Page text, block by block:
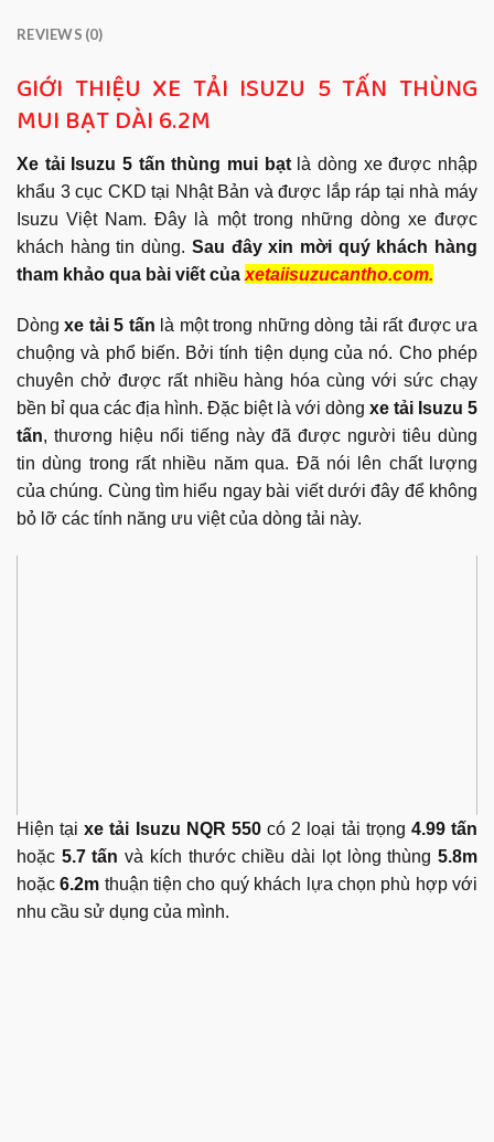
REVIEWS (0)
GIỚI THIỆU XE TẢI ISUZU 5 TẤN THÙNG
MUI BẠT DÀI 6.2M
Xe tải Isuzu 5 tấn thùng mui bạt là dòng xe được nhập
khẩu 3 cục CKD tại Nhật Bản và được lắp ráp tại nhà máy
Isuzu Việt Nam. Đây là một trong những dòng xe được
khách hàng tin dùng. Sau đây xin mời quý khách hàng
tham khảo qua bài viết của xetaiisuzucantho.com.
Dòngxe tải 5 tấn là một trong những dòng tải rất được ưa
chuộng và phổ biến. Bởi tính tiện dụng của nó. Cho phép
chuyên chở được rất nhiều hàng hóa cùng với sức chạy
bền bỉ qua các địa hình. Đặc biệt là với dòng xe tải Isuzu 5
tấn, thương hiệu nổi tiếng này đã được người tiêu dùng
tin dùng trong rất nhiều năm qua. Đã nói lên chất lượng
của chúng. Cùng tìm hiểu ngay bài viết dưới đây để không
bỏ lỡ các tính năng ưu việt của dòng tải này.
Hiện tạixe tải Isuzu NQR 550có 2 loại tải trọng 4.99 tấn
hoặc 5.7 tấn và kích thước chiều dài lọt lòng thùng5.8m
hoặc6.2m thuận tiện cho quý khách lựa chọn phù hợp với
nhu cầu sử dụng của mình.